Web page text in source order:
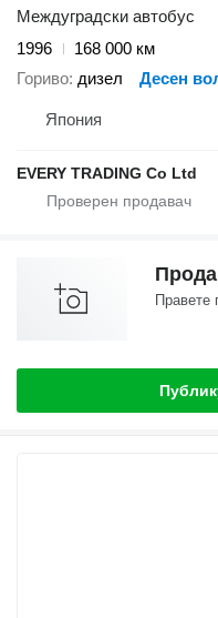
Междуградски автобус
1996
168 000 км
Гориво дизел Десен
Япония
EVERY TRADING Co Ltd
Правете